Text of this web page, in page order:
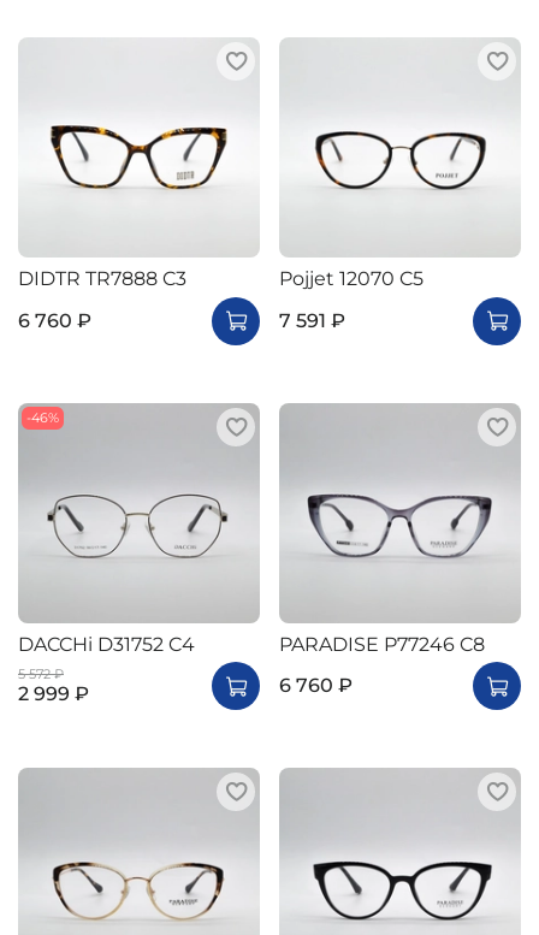
DIDTR TR7888 C3
6 760 ₽
Pojjet 12070 C5
7 591 ₽
-46%
DACCHi D31752 C4
5 572 ₽
2 999 ₽
PARADISE P77246 C8
6 760 ₽